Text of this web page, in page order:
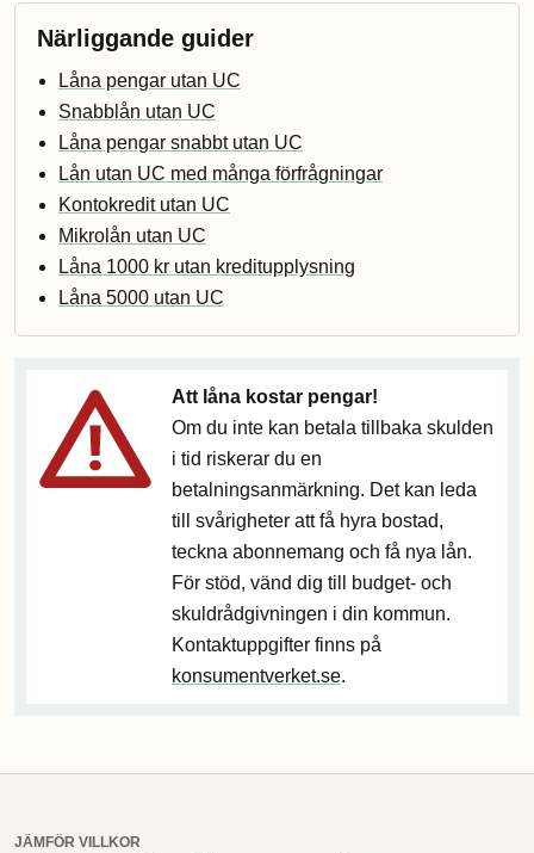
Närliggande guider
Låna pengar utan UC
Snabblån utan UC
Låna pengar snabbt utan UC
Lån utan UC med många förfrågningar
Kontokredit utan UC
Mikrolån utan UC
Låna 1000 kr utan kreditupplysning
Låna 5000 utan UC
Att låna kostar pengar!
Om du inte kan betala tillbaka skulden
i tid riskerar du en
betalningsanmärkning. Det kan leda
till svårigheter att få hyra bostad,
teckna abonnemang och få nya lån.
För stöd, vänd dig till budget- och
skuldrådgivningen i din kommun.
Kontaktuppgifter finns på
konsumentverket.se.
JÄMFÖR VILLKOR